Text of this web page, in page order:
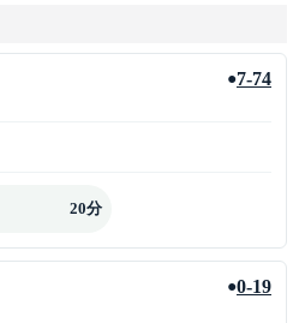
●7-74
20分
●0-19